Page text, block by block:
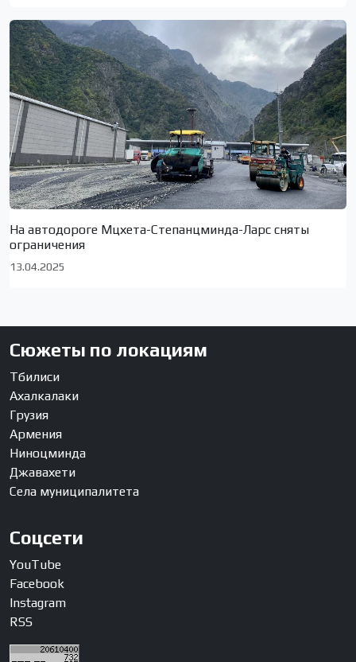
На автодороге Мцхета-Степанцминда-Ларс сняты
ограничения
13.04.2025
Сюжеты по локациям
Тбилиси
Ахалкалаки
Грузия
Армения
Ниноцминда
Джавахети
Села муниципалитета
Соцсети
YouTube
Facebook
Instagram
RSS